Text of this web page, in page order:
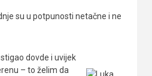
su u potpunosti netačne i ne
dovde i uvijek
– to želim da